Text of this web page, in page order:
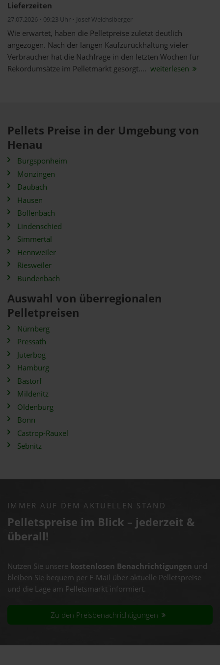
Lieferzeiten
27.07.2026 • 09:23 Uhr • Josef Weichslberger
Wie erwartet, haben die Pelletpreise zuletzt deutlich
angezogen. Nach der langen Kaufzurückhaltung vieler
Verbraucher hat die Nachfrage in den letzten Wochen für
Rekordumsätze im Pelletmarkt gesorgt.... weiterlesen
Pellets Preise in der Umgebung von
Henau
Burgsponheim
Monzingen
Daubach
Hausen
Bollenbach
Lindenschied
Simmertal
Hennweiler
Riesweiler
Bundenbach
Auswahl von überregionalen
Pelletpreisen
Nürnberg
Pressath
Jüterbog
Hamburg
Bastorf
Mildenitz
Oldenburg
Bonn
Castrop-Rauxel
Sebnitz
IMMER AUF DEM AKTUELLEN STAND
Pelletspreise im Blick – jederzeit &
überall!
Nutzen Sie unsere kostenlosen Benachrichtigungen und
bleiben Sie bequem per E-Mail über aktuelle Pelletspreise
und die Lage am Pelletsmarkt informiert.
Zu den Preisbenachrichtigungen